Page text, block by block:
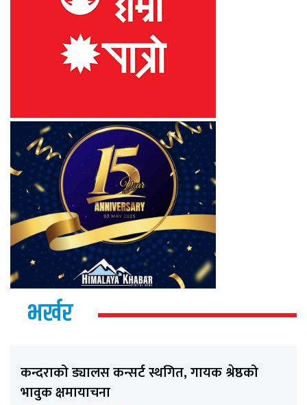
भर्खर
कन्दराको ड्यालस कन्सर्ट स्थगित, गायक श्रेष्ठको
भावुक क्षमायाचना